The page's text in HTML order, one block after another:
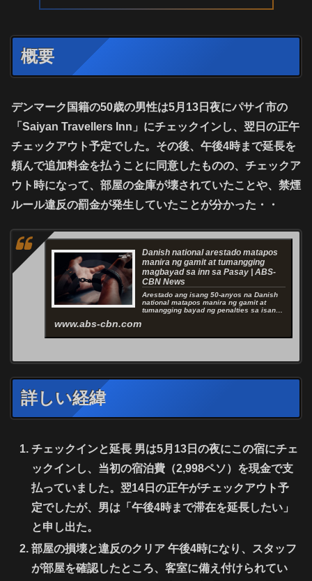
概要
デンマーク国籍の50歳の男性は5月13日夜にパサイ市の
「Saiyan Travellers Inn」にチェックインし、翌日の正午
チェックアウト予定でした。その後、午後4時まで延長を
頼んで追加料金を払うことに同意したものの、チェックア
ウト時になって、 部屋の金庫が壊されていたことや、 禁煙
ルール違反の罰金が発生していたことが分かった・・
Danish national arestado matapos
manira ng gamit at tumangging
magbayad sa inn sa Pasay | ABS-
CBN News
Arestado ang isang 50-anyos na Danish
national matapos manira ng gamit at
tumangging bayad ng penalties sa isang
www.abs-cbn.com
詳しい経緯
チェックインと延長 男は5月13日の夜にこの宿にチェ
ックインし、当初の宿泊費（2,998ペソ）を現金で支
払っていました。翌14日の正午がチェックアウト予
定でしたが、男は「午後4時まで滞在を延長したい」
と申し出た。
部屋の損壊と違反のクリア 午後4時になり、スタッフ
が部屋を確認したところ、客室に備え付けられてい